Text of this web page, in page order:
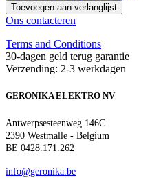
Toevoegen aan verlanglijst
Ons contacteren
Terms and Conditions
30-dagen geld terug garantie
Verzending: 2-3 werkdagen
GERONIKA ELEKTRO NV
Antwerpsesteenweg 146C
2390 Westmalle - Belgium
BE 0428.171.262
info@geronika.be